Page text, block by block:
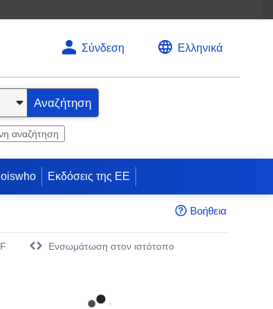
Σύνδεση Ελληνικά
Αναζήτηση
αναζήτηση
Εκδόσεις της ΕΕ
Βοήθεια
Eνσωμάτωση στον ιστότοπο